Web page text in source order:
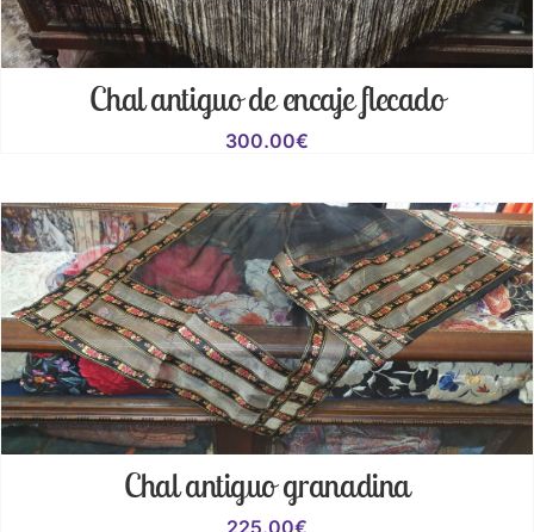
Chal antiguo de encaje flecado
300.00€
Chal antiguo granadina
225.00€